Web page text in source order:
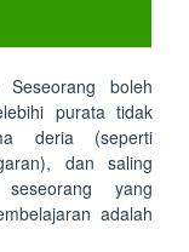
boleh
purata tidak
deria (seperti
dan saling
yang
adalah